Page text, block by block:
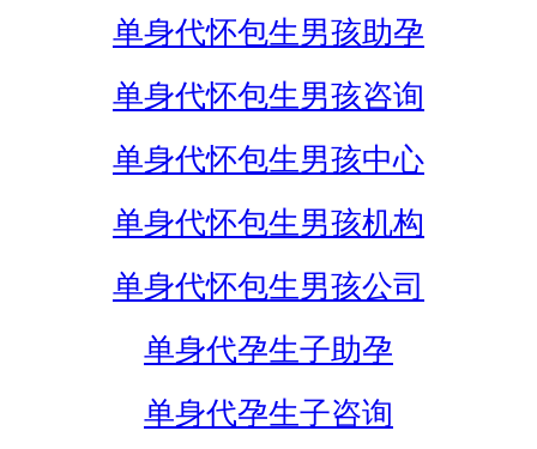
单身代怀包生男孩助孕
单身代怀包生男孩咨询
单身代怀包生男孩中心
单身代怀包生男孩机构
单身代怀包生男孩公司
单身代孕生子助孕
单身代孕生子咨询